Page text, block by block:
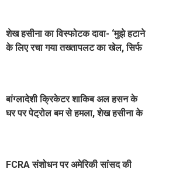
शेख हसीना का विस्फोटक दावा- ‘मुझे हटाने
के लिए रचा गया तख्तापलट का खेल, सिर्फ
बांग्लादेशी क्रिकेटर शाकिब अल हसन के
घर पर पेट्रोल बम से हमला, शेख हसीना के
FCRA संशोधन पर अमेरिकी सांसद की